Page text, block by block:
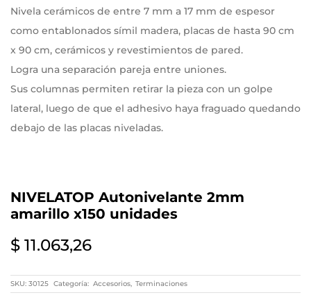
Nivela cerámicos de entre 7 mm a 17 mm de espesor
como entablonados símil madera, placas de hasta 90 cm
x 90 cm, cerámicos y revestimientos de pared.
Logra una separación pareja entre uniones.
Sus columnas permiten retirar la pieza con un golpe
lateral, luego de que el adhesivo haya fraguado quedando
debajo de las placas niveladas.
NIVELATOP Autonivelante 2mm
amarillo x150 unidades
$ 11.063,26
SKU: 30125 Categoría: Accesorios Terminaciones